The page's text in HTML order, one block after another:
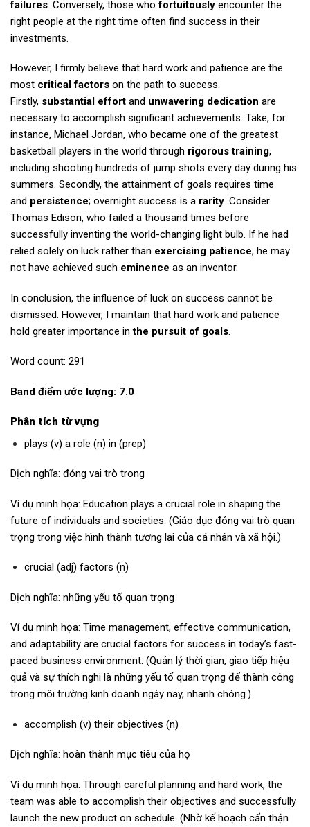
failures. Conversely, those whofortuitously encounter the
right people at the right time often find success in their
investments.
However, I firmly believe that hard work and patience are the
most critical factors on the path to success.
Firstly, substantial effort and unwavering dedication are
necessary to accomplish significant achievements. Take, for
instance, Michael Jordan, who became one of the greatest
basketball players in the world through rigorous training,
including shooting hundreds of jump shots every day during his
summers. Secondly, the attainment of goals requires time
and persistence; overnight success is a rarity. Consider
Thomas Edison, who failed a thousand times before
successfully inventing the world-changing light bulb. If he had
relied solely on luck rather than exercising patience, he may
not have achieved such eminence as an inventor.
In conclusion, the influence of luck on success cannot be
dismissed. However, I maintain that hard work and patience
hold greater importance in the pursuit of goals.
Word count: 291
Band điểm ước lượng: 7.0
Phân tích từ vựng
plays (v) a role (n) in (prep)
Dịch nghĩa: đóng vai trò trong
Ví dụ minh họa: Education plays a crucial role in shaping the
future of individuals and societies. (Giáo dục đóng vai trò quan
trọng trong việc hình thành tương lai của cá nhân và xã hội.)
crucial (adj) factors (n)
Dịch nghĩa: những yếu tố quan trọng
Ví dụ minh họa: Time management, effective communication,
and adaptability are crucial factors for success in today’s fast-
paced business environment. (Quản lý thời gian, giao tiếp hiệu
quả và sự thích nghi là những yếu tố quan trọng để thành công
trong môi trường kinh doanh ngày nay, nhanh chóng.)
accomplish (v) their objectives (n)
Dịch nghĩa: hoàn thành mục tiêu của họ
Ví dụ minh họa: Through careful planning and hard work, the
team was able to accomplish their objectives and successfully
launch the new product on schedule. (Nhờ kế hoạch cẩn thận